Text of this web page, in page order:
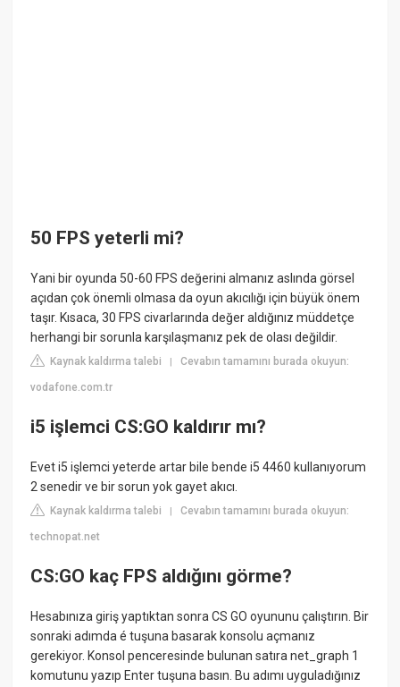
50 FPS yeterli mi?
Yani bir oyunda 50-60 FPS değerini almanız aslında görsel
açıdan çok önemli olmasa da oyun akıcılığı için büyük önem
taşır. Kısaca, 30 FPS civarlarında değer aldığınız müddetçe
herhangi bir sorunla karşılaşmanız pek de olası değildir.
Kaynak kaldırma talebi |Cevabın tamamını burada okuyun:
vodafone.com.tr
i5 işlemci CS:GO kaldırır mı?
Evet i5 işlemci yeterde artar bile bende i5 4460 kullanıyorum
2 senedir ve bir sorun yok gayet akıcı.
Kaynak kaldırma talebi |Cevabın tamamını burada okuyun:
technopat.net
CS:GO kaç FPS aldığını görme?
Hesabınıza giriş yaptıktan sonra CS GO oyununu çalıştırın. Bir
sonraki adımda é tuşuna basarak konsolu açmanız
gerekiyor. Konsol penceresinde bulunan satıra net_graph 1
komutunu yazıp Enter tuşuna basın. Bu adımı uyguladığınız